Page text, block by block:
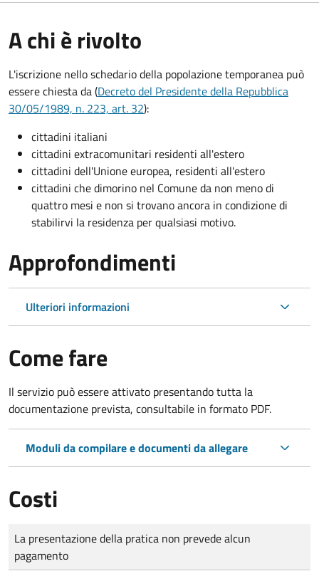
A chi è rivolto
L'iscrizione nello schedario della popolazione temporanea può
essere chiesta da (Decreto del Presidente della Repubblica
30/05/1989, n. 223, art. 32):
cittadini italiani
cittadini extracomunitari residenti all'estero
cittadini dell'Unione europea, residenti all'estero
cittadini che dimorino nel Comune da non meno di
quattro mesi e non si trovano ancora in condizione di
stabilirvi la residenza per qualsiasi motivo.
Approfondimenti
Ulteriori informazioni
Come fare
Il servizio può essere attivato presentando tutta la
documentazione prevista, consultabile in formato PDF.
Moduli da compilare e documenti da allegare
Costi
Tipo di pagamento
Importo
La presentazione della pratica non prevede alcun
pagamento